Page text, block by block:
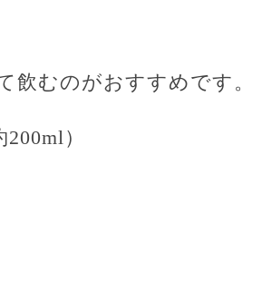
飲むのがおすすめです。
）